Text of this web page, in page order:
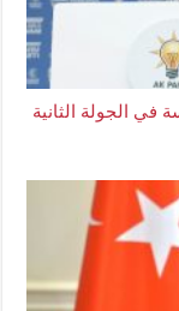
في الجولة الثانية